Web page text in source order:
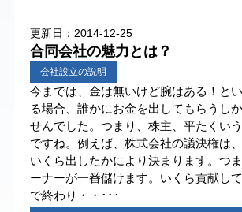
更新日：2014-12-25
合同会社の魅力とは？
今までは、金は無いけど腕はある！と
る場合、誰かにお金を出してもらうし
せんでした。つまり、株主、平たくい
ですね。例えば、株式会社の議決権は
いくら出したかにより決まります。つ
ーナーが一番儲けます。いくら貢献して
で終わり・・･･･
会社設立の説明